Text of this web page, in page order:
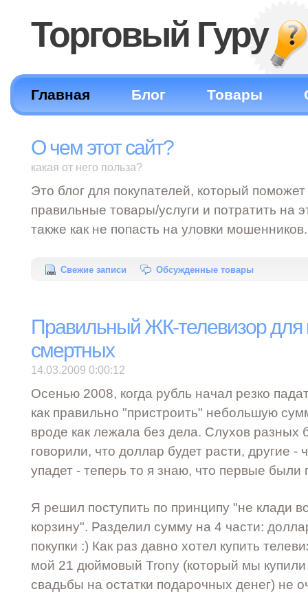
Торговый Гуру
Главная Блог Товары
О чем этот сайт?
какая от него польза?
Это блог для покупателей, который
правильные товары/услуги и потратить на
также как не попасть на уловки мошенников.
Свежие записи Обсужденные товары
Правильный ЖК-телевизор для
смертных
14.03.2009 0:00:12
Осенью 2008, когда рубль начал резко
как правильно "пристроить" небольшую
вроде как лежала без дела. Слухов разных
говорили, что доллар будет расти, другие -
упадет - теперь то я знаю, что первые были
Я решил поступить по принципу "не клади
корзину". Разделил сумму на 4 части:
покупки :) Как раз давно хотел купить
мой 21 дюймовый Trony (который мы купили
свадьбы на остатки подарочных денег) не